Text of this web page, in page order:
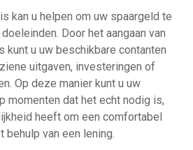
kan u helpen om uw spaargeld te
Door het aangaan van
kunt u uw beschikbare contanten
uitgaven, investeringen of
Op deze manier kunt u uw
momenten dat het echt nodig is,
heeft om een comfortabel
behulp van een lening.